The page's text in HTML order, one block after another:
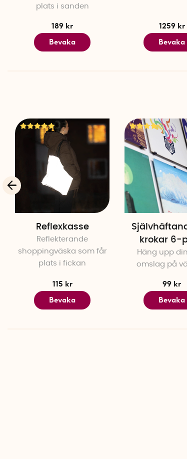
plats i sanden
189 kr
Bevaka
1259 kr
Bevaka
Reflexkasse
Reflekterande
shoppingväska som får
plats i fickan
115 kr
Bevaka
krokar 6-
Häng upp
omslag på
99 kr
Bevaka